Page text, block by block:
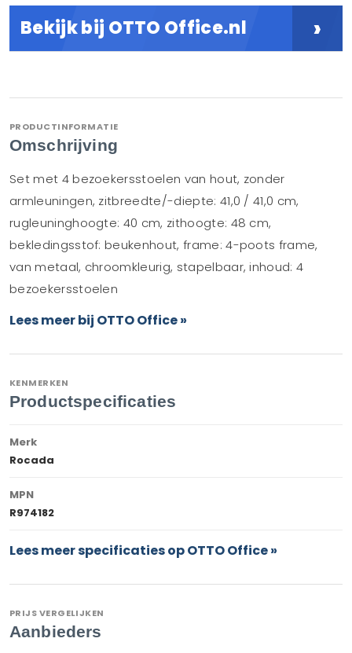
Bekijk bij OTTO Office.nl ›
PRODUCTINFORMATIE
Omschrijving
Set met 4 bezoekersstoelen van hout, zonder
armleuningen, zitbreedte/-diepte: 41,0 / 41,0 cm,
rugleuninghoogte: 40 cm, zithoogte: 48 cm,
bekledingsstof: beukenhout, frame: 4-poots frame,
van metaal, chroomkleurig, stapelbaar, inhoud: 4
bezoekersstoelen
Lees meer bij OTTO Office »
KENMERKEN
Productspecificaties
Merk
Rocada
MPN
R974182
Lees meer specificaties op OTTO Office »
PRIJS VERGELIJKEN
Aanbieders